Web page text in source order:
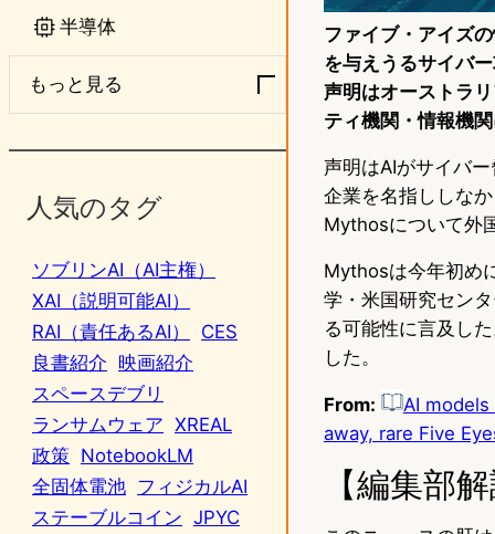
半導体
もっと見る
人気のタグ
ソブリンAI（AI主権）
XAI（説明可能AI）
RAI（責任あるAI）
CES
良書紹介 映画紹介
スペースデブリ
ランサムウェア XREAL
政策 NotebookLM
全固体電池 フィジカルAI
ステーブルコイン JPYC
ファイブ・アイズ
を与えうるサイバ
声明はオーストラ
ティ機関・情報機
声明はAIがサイバ
企業を名指ししな
Mythosについて外
Mythosは今年初め
学・米国研究セン
る可能性に言及し
した。
From:
AI
away, rare Five
【編集部解